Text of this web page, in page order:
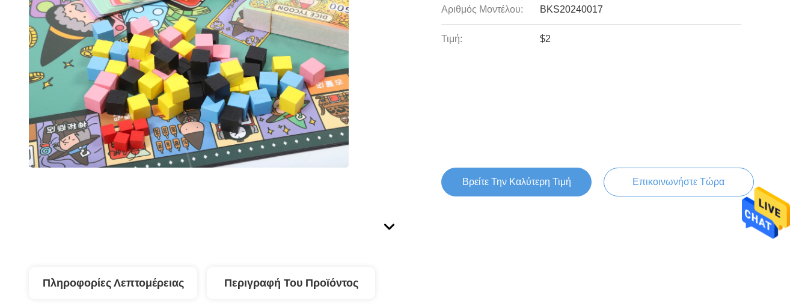
Αριθμός Μοντέλου: BKS20240017
Τιμή: $2
Βρείτε Την Καλύτερη Τιμή Επικοινωνήστε Τώρα
Πληροφορίες Λεπτομέρειας Περιγραφή Του Προϊόντος